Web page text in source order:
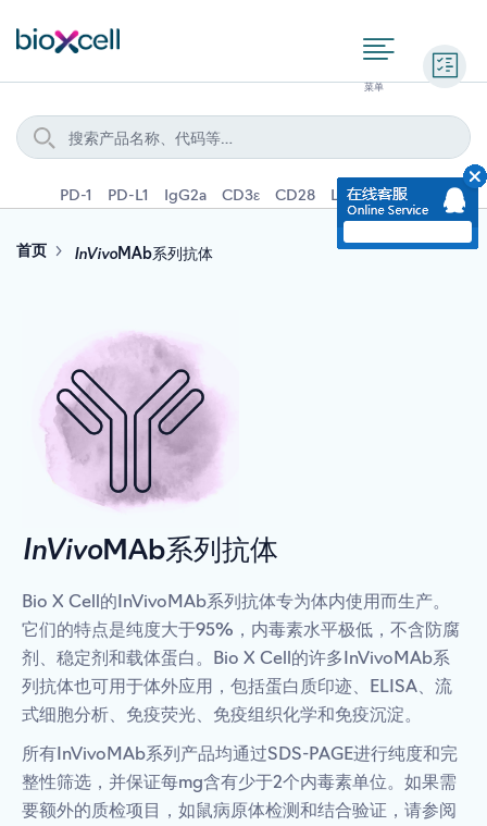
PD-1 PD-L1 IgG2a CD3ε CD28 Ly6G IFNγ IL-4
首页 InVivoMAb系列抗体
InVivoMAb系列抗体
Bio X Cell的InVivoMAb系列抗体专为体内使用而生产。
它们的特点是纯度大于95%，内毒素水平极低，不含防腐
剂、稳定剂和载体蛋白。Bio X Cell的许多InVivoMAb系
列抗体也可用于体外应用，包括蛋白质印迹、ELISA、流
式细胞分析、免疫荧光、免疫组织化学和免疫沉淀。
所有InVivoMAb系列产品均通过SDS-PAGE进行纯度和完
整性筛选，并保证每mg含有少于2个内毒素单位。如果需
要额外的质检项目，如鼠病原体检测和结合验证，请参阅